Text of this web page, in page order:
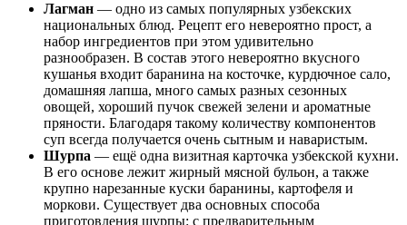
Лагман — одно из самых популярных узбекских
национальных блюд. Рецепт его невероятно прост, а
набор ингредиентов при этом удивительно
разнообразен. В состав этого невероятно вкусного
кушанья входит баранина на косточке, курдючное сало,
домашняя лапша, много самых разных сезонных
овощей, хороший пучок свежей зелени и ароматные
пряности. Благодаря такому количеству компонентов
суп всегда получается очень сытным и наваристым.
Шурпа — ещё одна визитная карточка узбекской кухни.
В его основе лежит жирный мясной бульон, а также
крупно нарезанные куски баранины, картофеля и
моркови. Существует два основных способа
приготовления шурпы: с предварительным